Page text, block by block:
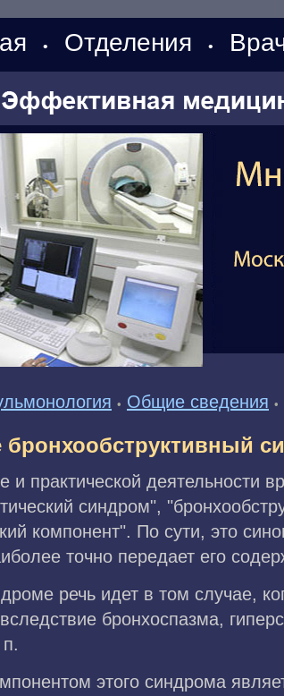
• Отделения •
• Общие сведения •
бронхообструктивный
и практической деятельности
синдром",
компонент". По сути, это
точно передает его
речь идет в том случае,
бронхоспазма,
этого синдрома